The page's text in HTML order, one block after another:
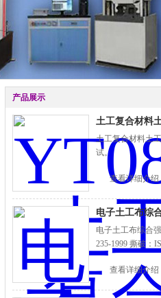
产品展示
土工复合材料
土工复合材料土
试。
查看详细介绍
电子土工布综
电子土工布综合
235-1999 撕破：
查看详细介绍